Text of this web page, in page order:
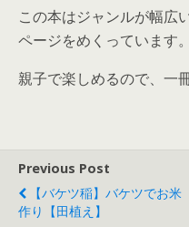
この本はジャンルが幅広
ページをめくっています。
親子で楽しめるので、一
Previous Post
【バケツ稲】バケツでお米
作り【田植え】